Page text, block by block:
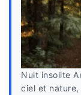
Nuit insolite
ciel et